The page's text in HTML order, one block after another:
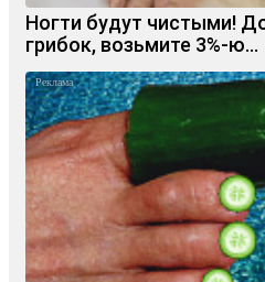
Ногти будут чистыми!
грибок, возьмите 3%-ю…